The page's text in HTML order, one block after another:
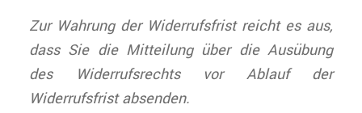
Zur Wahrung der Widerrufsfrist reicht es aus,
dass Sie die Mitteilung über die Ausübung
des Widerrufsrechts vor Ablauf der
Widerrufsfrist absenden.